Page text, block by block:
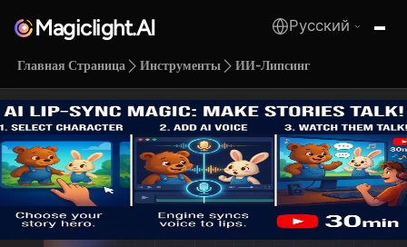
Magiclight.AI Русский
Главная Страница Инструменты ИИ-Липсинг